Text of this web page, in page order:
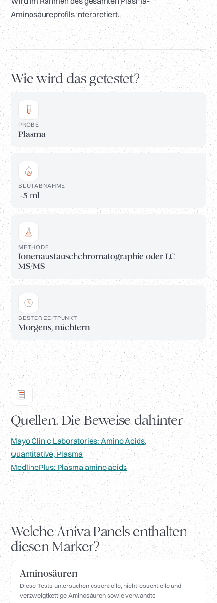
Aminosäureprofils interpretiert.
Wie wird das getestet?
PROBE
Plasma
BLUTABNAHME
~5 ml
METHODE
Ionenaustauschchromatographie oder LC-
MS/MS
BESTER ZEITPUNKT
Morgens, nüchtern
Quellen. Die Beweise dahinter
Mayo Clinic Laboratories: Amino Acids,
Quantitative, Plasma
MedlinePlus: Plasma amino acids
Welche Aniva Panels enthalten
diesen Marker?
Aminosäuren
Diese Tests untersuchen essentielle, nicht-essentielle und
verzweigtkettige Aminosäuren sowie verwandte